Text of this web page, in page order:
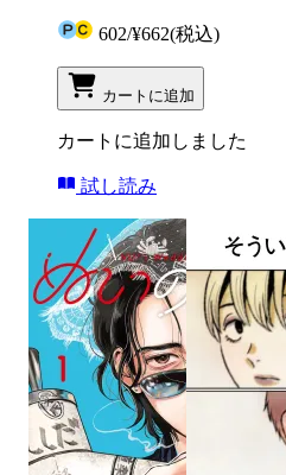
602/¥662(税込)
カートに追加
カートに追加しました
試し読み